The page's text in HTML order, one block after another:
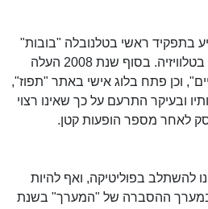
להופיע בתפקיד ראשי בטלנובלה "בובות"
של HOT, הופעתו האחרונה בטלוויזיה. בסוף שנת 2008 העלה
וכן פתח בלוג אישי באתר "תפוז",
ובעיקר התרעם על כך שאינו רצוי
לאחר מספר הופעות קטן.
להשתלב בפוליטיקה, ואף להיות
ההסברה של "המערך" בשנת